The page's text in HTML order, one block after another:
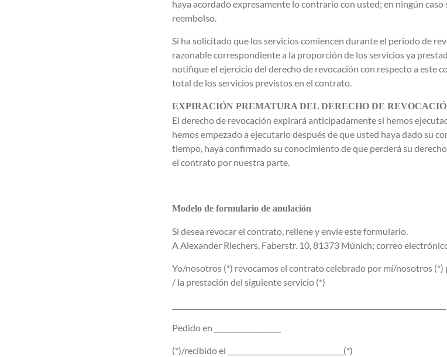
haya acordado expresamente lo contrario con usted; en ningún
reembolso.
Si ha solicitado que los servicios comiencen durante el periodo de
razonable correspondiente a la proporción de los servicios ya
notifique el ejercicio del derecho de revocación con respecto a este
total de los servicios previstos en el contrato.
EXPIRACIÓN PREMATURA DEL DERECHO DE
El derecho de revocación expirará anticipadamente si hemos
hemos empezado a ejecutarlo después de que usted haya dado su
tiempo, haya confirmado su conocimiento de que perderá su
el contrato por nuestra parte.
Modelo de formulario de anulación
Si desea revocar el contrato, rellene y envíe este formulario.
A Alexander Riechers, Faberstr. 10, 81373 Múnich; correo
Yo/nosotros (*) revocamos el contrato celebrado por mí/nosotros (*)
/ la prestación del siguiente servicio (*)
Pedido en ___________________
(*)/recibido el _________________________________(*)